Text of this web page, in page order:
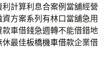
計算利息合案例當舖經營
方案系列有林口當舖急用
款車借錢急週轉不能借錯地
休最佳板橋機車借款企業借